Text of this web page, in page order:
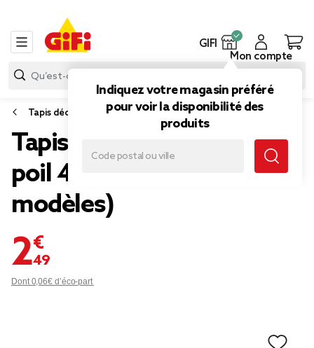
GIFI
Indiquez votre magasin préféré
pour voir la disponibilité des
produits
Mon compte
Tapis déco
Tapis descente de lit long
poil 40x60cm (4
modèles)
2,49 €
Dont 0,06€ d’éco-part